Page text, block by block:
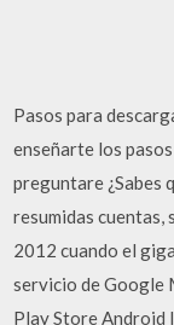
Pasos para
enseñarte los
preguntare ¿Sabes
resumidas cuentas,
2012 cuando el
servicio de Google
Play Store